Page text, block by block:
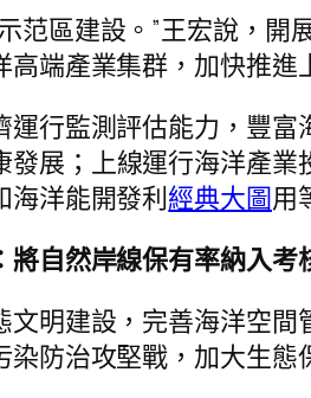
范區建設。”王宏說，
端產業集群，加快推進
運行監測評估能力，豐
發展；上線運行海洋產
海洋能開發利經典大圖用
自然岸線保有率納入考
文明建設，完善海洋空
防治攻堅戰，加大生態